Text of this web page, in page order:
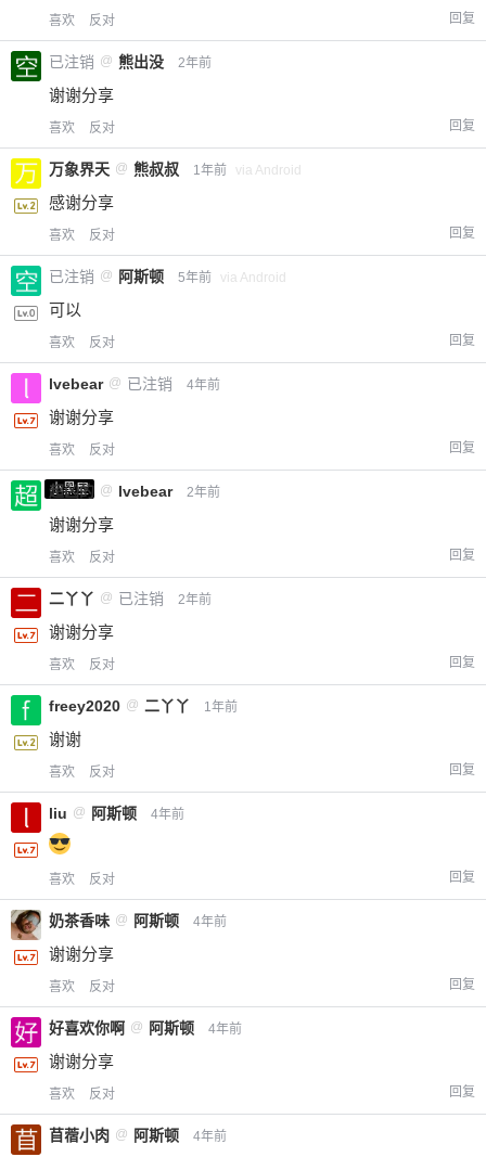
喜欢 反对 回复
已注销 @ 熊出没 2年前
谢谢分享
喜欢 反对 回复
万象界天 @ 熊叔叔 1年前 via Android
感谢分享
喜欢 反对 回复
已注销 @ 阿斯顿 5年前 via Android
可以
喜欢 反对 回复
lvebear @ 已注销 4年前
谢谢分享
喜欢 反对 回复
小黑屋
超凶的 @ lvebear 2年前
谢谢分享
喜欢 反对 回复
二丫丫 @ 已注销 2年前
谢谢分享
喜欢 反对 回复
freey2020 @ 二丫丫 1年前
谢谢
喜欢 反对 回复
liu @ 阿斯顿 4年前
喜欢 反对 回复
奶茶香味 @ 阿斯顿 4年前
谢谢分享
喜欢 反对 回复
好喜欢你啊 @ 阿斯顿 4年前
谢谢分享
喜欢 反对 回复
苜蓿小肉 @ 阿斯顿 4年前